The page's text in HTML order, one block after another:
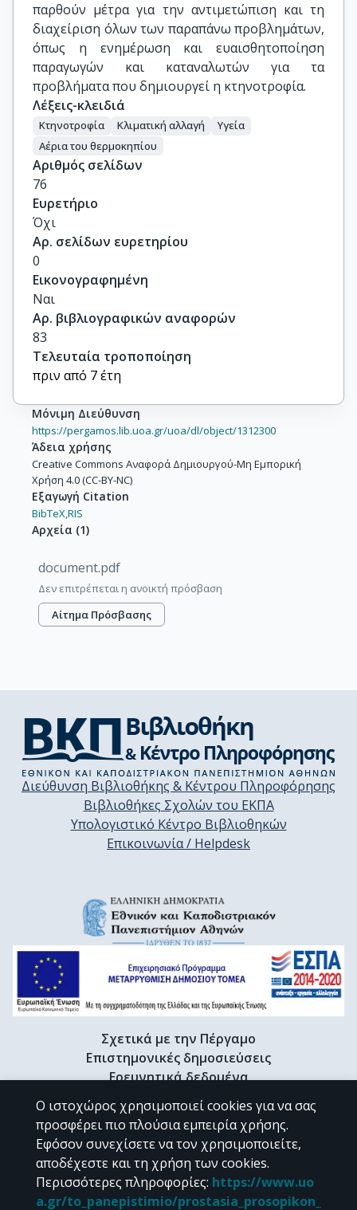
παρθούν μέτρα για την αντιμετώπιση και τη
διαχείριση όλων των παραπάνω προβλημάτων,
όπως η ενημέρωση και ευαισθητοποίηση
παραγωγών και καταναλωτών για τα
προβλήματα που δημιουργεί η κτηνοτροφία.
Λέξεις-κλειδιά
Κτηνοτροφία Κλιματική αλλαγή
Υγεία
Αέρια του θερμοκηπίου
Αριθμός σελίδων
76
Ευρετήριο
Όχι
Αρ. σελίδων ευρετηρίου
0
Εικονογραφημένη
Ναι
Αρ. βιβλιογραφικών αναφορών
83
Τελευταία τροποποίηση
πριν από 7 έτη
Μόνιμη Διεύθυνση
https://pergamos.lib.uoa.gr/uoa/dl/object/1312300
Άδεια χρήσης
Creative Commons Αναφορά Δημιουργού-Μη Εμπορική
Χρήση 4.0 (CC-BY-NC)
Εξαγωγή Citation
BibTeX,RIS
Αρχεία (1)
document.pdf
Δεν επιτρέπεται η ανοικτή πρόσβαση
Αίτημα Πρόσβασης
Διεύθυνση Βιβλιοθήκης & Κέντρου Πληροφόρησης
Βιβλιοθήκες Σχολών του ΕΚΠΑ
Υπολογιστικό Κέντρο Βιβλιοθηκών
Επικοινωνία / Helpdesk
Σχετικά με την Πέργαμο
Επιστημονικές δημοσιεύσεις
Ερευνητικά δεδομένα
Διδακτορικές διατριβές & Γκρίζα βιβλιογραφία
Προφίλ Ερευνητή
CC BY-NC 4.0
Ο ιστοχώρος χρησιμοποιεί cookies για να σας
προσφέρει πιο πλούσια εμπειρία χρήσης.
Εφόσον συνεχίσετε να τον χρησιμοποιείτε,
αποδέχεστε και τη χρήση των cookies.
Περισσότερες πληροφορίες: https://www.uo
a.gr/to_panepistimio/prostasia_prosopikon_